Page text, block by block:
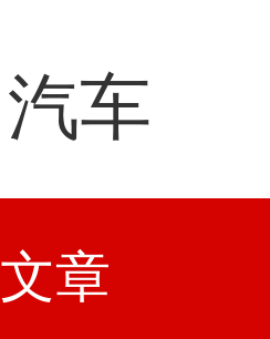
汽车
文章